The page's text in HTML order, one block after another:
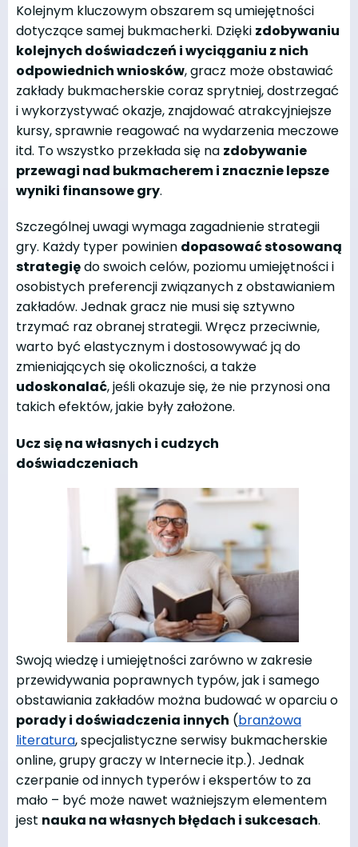
Kolejnym kluczowym obszarem są umiejętności
dotyczące samej bukmacherki. Dzięki zdobywaniu
kolejnych doświadczeń i wyciąganiu z nich
odpowiednich wniosków, gracz może obstawiać
zakłady bukmacherskie coraz sprytniej, dostrzegać
i wykorzystywać okazje, znajdować atrakcyjniejsze
kursy, sprawnie reagować na wydarzenia meczowe
itd. To wszystko przekłada się na zdobywanie
przewagi nad bukmacherem i znacznie lepsze
wyniki finansowe gry.
Szczególnej uwagi wymaga zagadnienie strategii
gry. Każdy typer powinien dopasować stosowaną
strategiędo swoich celów, poziomu umiejętności i
osobistych preferencji związanych z obstawianiem
zakładów. Jednak gracz nie musi się sztywno
trzymać raz obranej strategii. Wręcz przeciwnie,
warto być elastycznym i dostosowywać ją do
zmieniających się okoliczności, a także
udoskonalać, jeśli okazuje się, że nie przynosi ona
takich efektów, jakie były założone.
Ucz się na własnych i cudzych
doświadczeniach
Swoją wiedzę i umiejętności zarówno w zakresie
przewidywania poprawnych typów, jak i samego
obstawiania zakładów można budować w oparciu o
porady i doświadczenia innych (branżowa
literatura, specjalistyczne serwisy bukmacherskie
online, grupy graczy w Internecie itp.). Jednak
czerpanie od innych typerów i ekspertów to za
mało – być może nawet ważniejszym elementem
jest nauka na własnych błędach i sukcesach.